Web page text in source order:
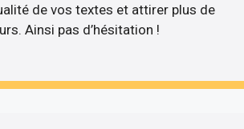
de vos textes et attirer plus de
Ainsi pas d’hésitation !